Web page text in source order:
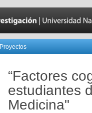
Proyectos
“Factores
estudiantes
Medicina"